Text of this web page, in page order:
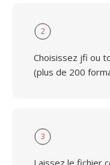
2
Choisissez jfi ou
(plus de 200
3
Laissez le fichier